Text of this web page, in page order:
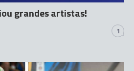
grandes artistas!
1